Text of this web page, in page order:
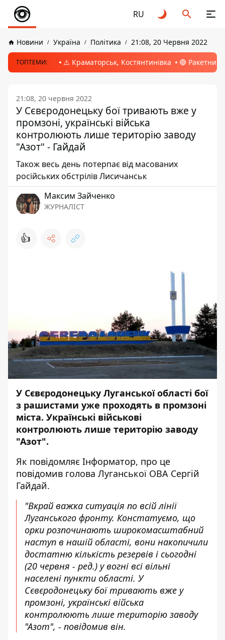
RU
Новини Україна Політика 21:08, 20 Червня 2022
ТОПТЕМИ: ⚠️ Краматорськ, Костянтинівка 🔴 Ракетний
21:08, 20 червня 2022
У Сєвєродонецьку бої тривають вже у
промзоні, українські війська
контролюють лише територію заводу
"Азот" - Гайдай
Також весь день потерпає від масованих
російських обстрілів Лисичанськ
Максим Зайченко
ЖУРНАЛІСТ
👍
У Сєвєродонецьку Луганської області бої
з рашистами уже проходять в промзоні
міста. Українські військові
контролюють лише територію заводу
"Азот".
Як повідомляє Інформатор, про це
повідомив голова Луганської ОВА Сергій
Гайдай.
"Вкрай важка ситуація по всій лінії
Луганського фронту. Констатуємо, що
орки розпочинають широкомасштабний
наступ в нашій області, вони накопичили
достатню кількість резервів і сьогодні
(20 червня - ред.) у вогні всі вільні
населені пункти області. У
Сєвєродонецьку бої тривають вже у
промзоні, українські війська
контролюють лише територію заводу
"Азот", - повідомив він.